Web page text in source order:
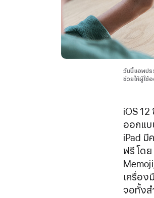
วันนี้แอพปร
ช่วยให้ผู้ใช้
iOS
ออกแบ
iPad
ฟรี โดย
เครื่อง
จอทั้งส